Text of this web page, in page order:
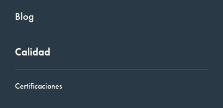
Blog
Calidad
Certificaciones